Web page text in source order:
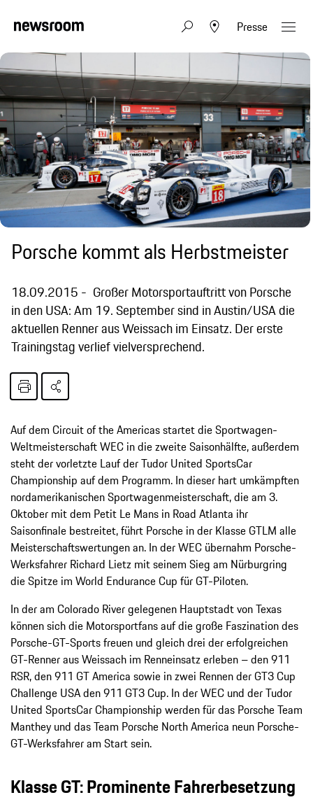
Presse
Porsche kommt als Herbstmeister
18.09.2015
Großer Motorsportauftritt von Porsche
in den USA: Am 19. September sind in Austin/USA die
aktuellen Renner aus Weissach im Einsatz. Der erste
Trainingstag verlief vielversprechend.
Auf dem Circuit of the Americas startet die Sportwagen-
Weltmeisterschaft WEC in die zweite Saisonhälfte, außerdem
steht der vorletzte Lauf der Tudor United SportsCar
Championship auf dem Programm. In dieser hart umkämpften
nordamerikanischen Sportwagenmeisterschaft, die am 3.
Oktober mit dem Petit Le Mans in Road Atlanta ihr
Saisonfinale bestreitet, führt Porsche in der Klasse GTLM alle
Meisterschaftswertungen an. In der WEC übernahm Porsche-
Werksfahrer Richard Lietz mit seinem Sieg am Nürburgring
die Spitze im World Endurance Cup für GT-Piloten.
In der am Colorado River gelegenen Hauptstadt von Texas
können sich die Motorsportfans auf die große Faszination des
Porsche-GT-Sports freuen und gleich drei der erfolgreichen
GT-Renner aus Weissach im Renneinsatz erleben – den 911
RSR, den 911 GT America sowie in zwei Rennen der GT3 Cup
Challenge USA den 911 GT3 Cup. In der WEC und der Tudor
United SportsCar Championship werden für das Porsche Team
Manthey und das Team Porsche North America neun Porsche-
GT-Werksfahrer am Start sein.
Klasse GT: Prominente Fahrerbesetzung